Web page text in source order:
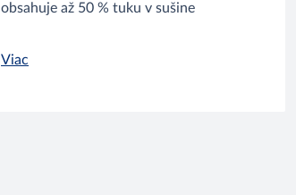
obsahuje až 50 % tuku v sušine
Viac